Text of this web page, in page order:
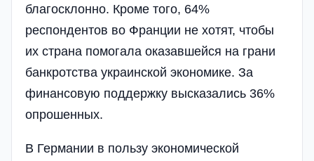
благосклонно. Кроме того, 64%
респондентов во Франции не хотят, чтобы
их страна помогала оказавшейся на грани
банкротства украинской экономике. За
финансовую поддержку высказались 36%
опрошенных.
В Германии в пользу экономической